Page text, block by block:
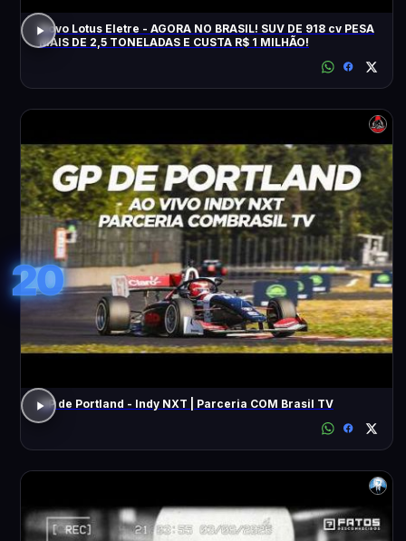
Novo Lotus Eletre - AGORA NO BRASIL! SUV DE 918 cv PESA
MAIS DE 2,5 TONELADAS E CUSTA R$ 1 MILHÃO!
20
GP de Portland - Indy NXT | Parceria COM Brasil TV